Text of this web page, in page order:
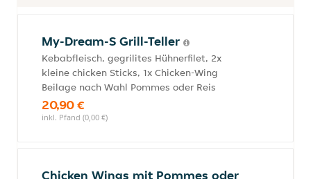
My-Dream-S Grill-Teller
Kebabfleisch, gegrilites Hühnerfilet, 2x
kleine chicken Sticks, 1x Chicken-Wing
Beilage nach Wahl Pommes oder Reis
20,90 €
inkl. Pfand (0,00 €)
Chicken Wings mit Pommes oder